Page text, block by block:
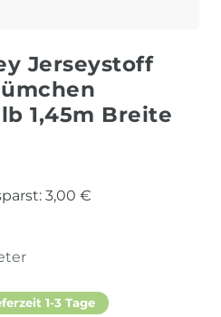
Jerseystoff
1,45m Breite
3,00 €
1-3 Tage